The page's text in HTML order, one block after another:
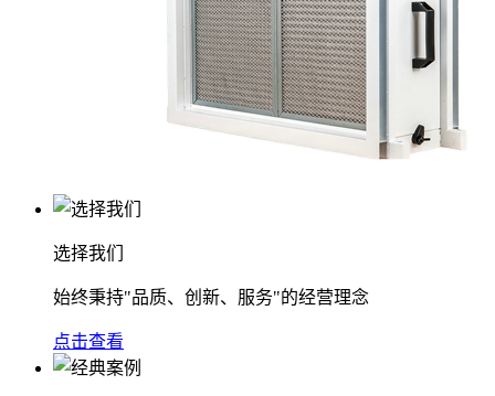
选择我们
始终秉持"品质、创新、服务"的经营理念
点击查看